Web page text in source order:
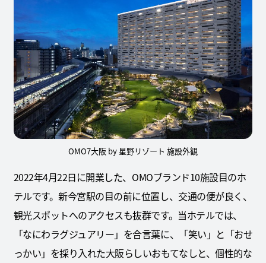
OMO7大阪 by 星野リゾート 施設外観
2022年4月22日に開業した、OMOブランド10施設目のホ
テルです。新今宮駅の目の前に位置し、交通の便が良く、
観光スポットへのアクセスも抜群です。当ホテルでは、
「なにわラグジュアリー」を合言葉に、「笑い」と「おせ
っかい」を採り入れた大阪らしいおもてなしと、個性的な